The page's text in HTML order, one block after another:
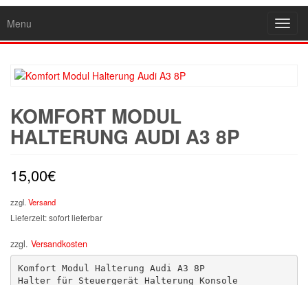
Menu
KOMFORT MODUL
HALTERUNG AUDI A3 8P
15,00€
zzgl. Versand
Lieferzeit: sofort lieferbar
zzgl. Versandkosten
Komfort Modul Halterung Audi A3 8P
Halter für Steuergerät Halterung Konsole